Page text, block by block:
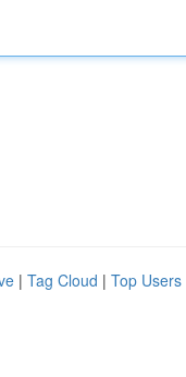
| Tag Cloud | Top Users